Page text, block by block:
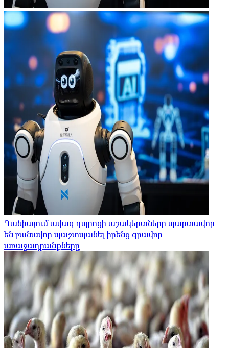
Դանիայում ավագ դպրոցի աշակերտները պարտավոր
են բանավոր պաշտպանել իրենց գրավոր
առաջադրանքները